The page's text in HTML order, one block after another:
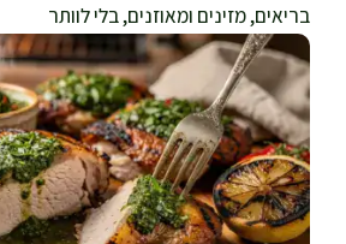
בריאים, מזינים ומאוזנים, בלי לוותר